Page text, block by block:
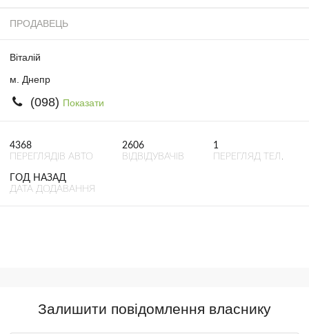
ПРОДАВЕЦЬ
Віталій
м. Днепр
(098) Показати
4368
ПЕРЕГЛЯДІВ АВТО
2606
ВІДВІДУВАЧІВ
1
ПЕРЕГЛЯД ТЕЛ.
ГОД НАЗАД
ДАТА ДОДАВАННЯ
Залишити повідомлення власнику